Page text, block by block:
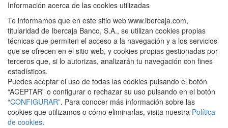
Información acerca de las cookies utilizadas
Te informamos que en este sitio web www.ibercaja.com,
titularidad de Ibercaja Banco, S.A., se utilizan cookies propias
técnicas que permiten el acceso a la navegación y a los servicios
que se ofrecen en el sitio web, y cookies propias gestionadas por
terceros que, si lo autorizas, analizarán tu navegación con fines
estadísticos.
Puedes aceptar el uso de todas las cookies pulsando el botón
“ACEPTAR” o configurar o rechazar su uso pulsando en el botón
“CONFIGURAR”. Para conocer más información sobre las
cookies que utilizamos o cómo eliminarlas, visita nuestra Política
de cookies.